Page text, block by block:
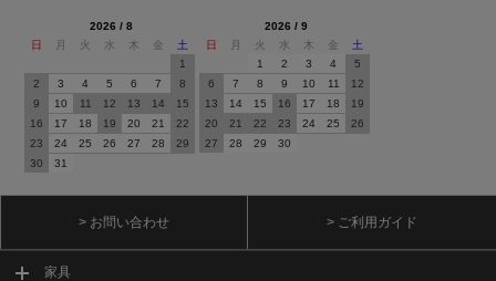
2026 / 8
日
月 火 水 木 金
土
1
2
3 4 5 6 7
8
9
10 11 12 13 14
15
16
17 18 19 20 21
22
23
24 25 26 27 28
29
30
31
2026 / 9
日
月 火 水 木 金
土
1
2 3 4
5
6
7 8 9 10 11
12
13
14 15 16 17 18
19
20
21 22 23 24 25
26
27
28 29 30
> お問い合わせ > ご利用ガイド
家具